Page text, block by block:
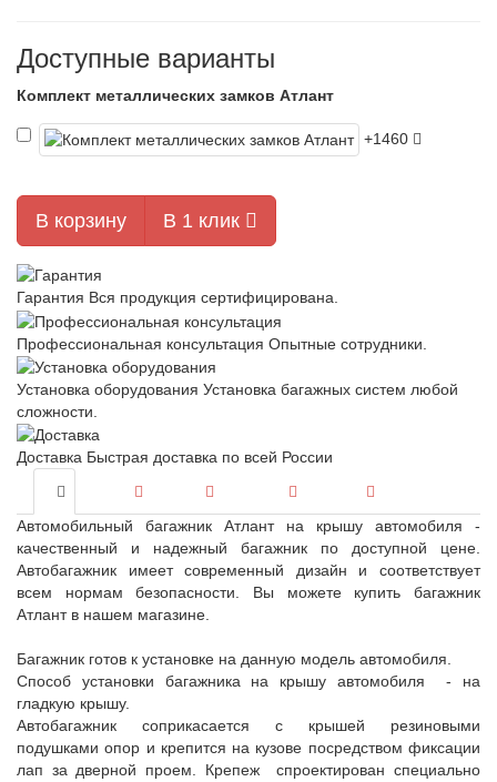
Доступные варианты
Комплект металлических замков Атлант
+1460
В корзину В 1 клик
Гарантия Вся продукция сертифицирована.
Профессиональная консультация Опытные сотрудники.
Установка оборудования Установка багажных систем любой
сложности.
Доставка Быстрая доставка по всей России
Автомобильный багажник Атлант на крышу автомобиля -
качественный и надежный багажник по доступной цене.
Автобагажник имеет современный дизайн и соответствует
всем нормам безопасности. Вы можете купить багажник
Атлант в нашем магазине.
Багажник готов к установке на данную модель автомобиля.
Способ установки багажника на крышу автомобиля - на
гладкую крышу.
Автобагажник соприкасается с крышей резиновыми
подушками опор и крепится на кузове посредством фиксации
лап за дверной проем. Крепеж спроектирован специально